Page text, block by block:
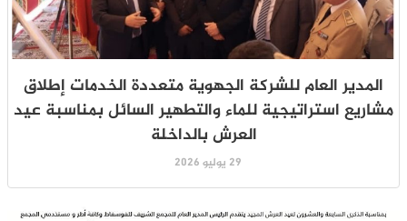
المدير العام للشركة الجهوية متعددة الخدمات إطلاق
مشاريع استراتيجية للماء والتطهير السائل بمناسبة عيد
العرش بالداخلة
29 يوليو 2026